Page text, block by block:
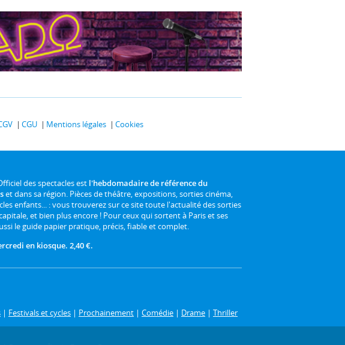
CGU Mentions légales Cookies
des spectacles est l'hebdomadaire de référence du
et dans sa région. Pièces de théâtre, expositions, sorties cinéma,
enfants... : vous trouverez sur ce site toute l'actualité des sorties
et bien plus encore ! Pour ceux qui sortent à Paris et ses
le guide papier pratique, précis, fiable et complet.
en kiosque. 2,40 €.
| Festivals et cycles | Prochainement | Comédie | Drame | Thriller